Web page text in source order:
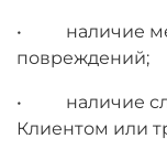
• наличие
повреждений;
• наличие
Клиентом или